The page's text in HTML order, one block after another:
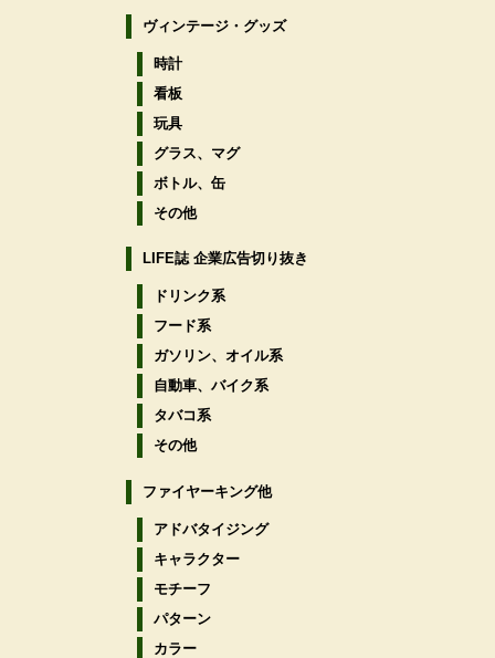
ヴィンテージ・グッズ
時計
看板
玩具
グラス、マグ
ボトル、缶
その他
LIFE誌 企業広告切り抜き
ドリンク系
フード系
ガソリン、オイル系
自動車、バイク系
タバコ系
その他
ファイヤーキング他
アドバタイジング
キャラクター
モチーフ
パターン
カラー